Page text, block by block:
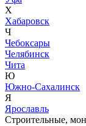
Х
Хабаровск
Ч
Чебоксары
Челябинск
Чита
Ю
Южно-Сахалинск
Я
Ярославль
Строительные,